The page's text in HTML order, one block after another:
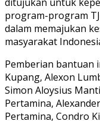
program-program
dalam memajukan
masyarakat
Pemberian bantuan
Kupang, Alexon
Simon Aloysius
Pertamina,
Pertamina, Condro